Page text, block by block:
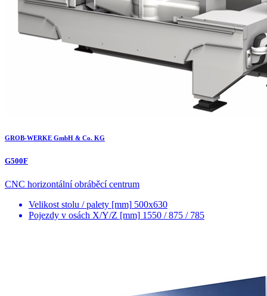
GROB-WERKE GmbH & Co. KG
G500F
CNC horizontální obráběcí centrum
Velikost stolu / palety [mm] 500x630
Pojezdy v osách X/Y/Z [mm] 1550 / 875 / 785